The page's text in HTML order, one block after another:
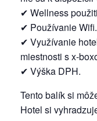
✔ Wellness
✔ Používanie Wifi.
✔ Využívanie
miestnosti s x-
✔ Výška DPH.
Tento balík si
Hotel si